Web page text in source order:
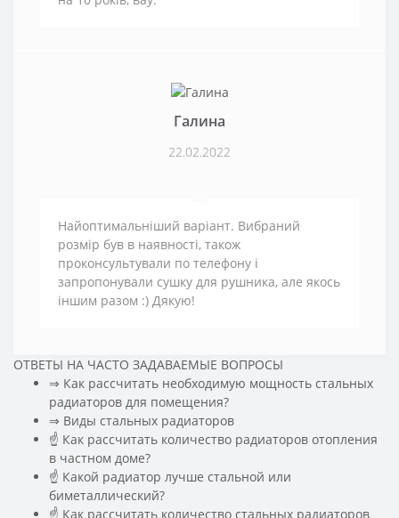
Галина
22.02.2022
Найоптимальніший варіант. Вибраний
розмір був в наявності, також
проконсультували по телефону і
запропонували сушку для рушника, але якось
іншим разом :) Дякую!
ОТВЕТЫ НА ЧАСТО ЗАДАВАЕМЫЕ ВОПРОСЫ
⇒ Как рассчитать необходимую мощность стальных
радиаторов для помещения?
️⇒ Виды стальных радиаторов
☝ Как рассчитать количество радиаторов отопления
в частном доме?
☝ Какой радиатор лучше стальной или
биметаллический?
☝ Как рассчитать количество стальных радиаторов